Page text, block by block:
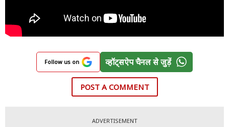
Follow us on व्हॉट्सऐप चैनल से जुड़ें
POST A COMMENT
ADVERTISEMENT